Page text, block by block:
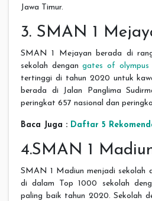
Jawa Timur.
3. SMAN 1
SMAN 1 Mejayan berada di
sekolah dengangates of olympus
tertinggi di tahun 2020 untuk
berada di Jalan Panglima
peringkat 657 nasional dan
Baca Juga : Daftar 5
4.SMAN 1
SMAN 1 Madiun menjadi sekolah
di dalam Top 1000 sekolah
paling baik tahun 2020. Sekolah